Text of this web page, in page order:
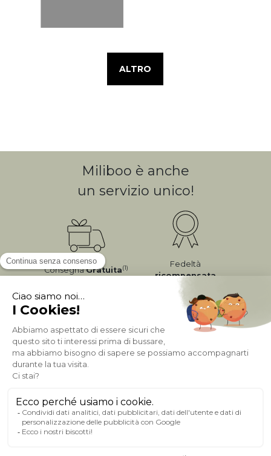
ALTRO
Miliboo è anche
un servizio unico!
ConsegnaGratuita(1)
Fedeltà
ricompensata
Pagamento sicuro
A PROPOSITO DI MILIBOO